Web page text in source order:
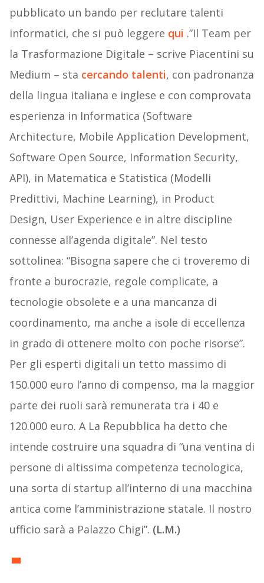
pubblicato un bando per reclutare talenti
informatici, che si può leggere qui .”Il Team per
la Trasformazione Digitale – scrive Piacentini su
Medium – sta cercando talenti, con padronanza
della lingua italiana e inglese e con comprovata
esperienza in Informatica (Software
Architecture, Mobile Application Development,
Software Open Source, Information Security,
API), in Matematica e Statistica (Modelli
Predittivi, Machine Learning), in Product
Design, User Experience e in altre discipline
connesse all’agenda digitale”. Nel testo
sottolinea: “Bisogna sapere che ci troveremo di
fronte a burocrazie, regole complicate, a
tecnologie obsolete e a una mancanza di
coordinamento, ma anche a isole di eccellenza
in grado di ottenere molto con poche risorse”.
Per gli esperti digitali un tetto massimo di
150.000 euro l’anno di compenso, ma la maggior
parte dei ruoli sarà remunerata tra i 40 e
120.000 euro. A La Repubblica ha detto che
intende costruire una squadra di “una ventina di
persone di altissima competenza tecnologica,
una sorta di startup all’interno di una macchina
antica come l’amministrazione statale. Il nostro
ufficio sarà a Palazzo Chigi”. (L.M.)